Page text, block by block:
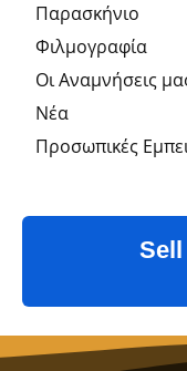
Παρασκήνιο
Φιλμογραφία
Οι Αναμνήσεις
Νέα
Προσωπικές